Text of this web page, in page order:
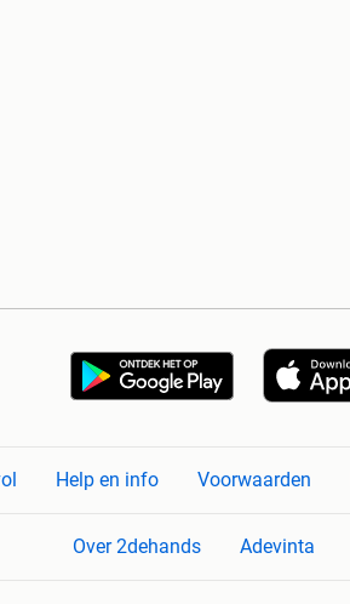
Help en info Voorwaarden
Over 2dehands Adevinta